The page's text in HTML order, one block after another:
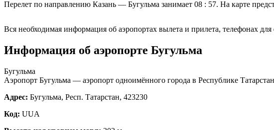
Перелет по направлению Казань — Бугульма занимает 08 : 57. На карте
Вся необходимая информация об аэропортах вылета и прилета, телефонах для
Информация об аэропорте Бугульма
Бугульма
Аэропорт Бугульма — аэропорт одноимённого города в Республике
Адрес: Бугульма, Респ. Татарстан, 423230
Код: UUA